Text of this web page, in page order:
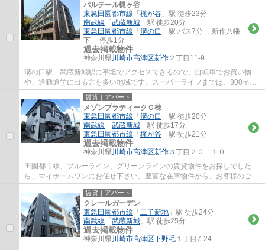
パルテール梶ヶ谷
東急田園都市線 「 梶が谷 」駅 徒歩23分
南武線 「 武蔵新城 」駅 徒歩20分
東急田園都市線 「 溝の口 」駅 バス7分 「新作八幡
下」 停歩1分
過去掲載物件
神奈川県川崎市高津区新作 ２丁目11-9
溝の口駅 武蔵新城駅に平坦でアクセスできるので、自転車でお買い物
や、通勤通学に出る方も多い地域です。スーパーライフまでは、800ｍ、
武蔵新城駅は1500ｍほどです。武蔵新城は、商...
賃貸｜アパート
メゾンプラティークＣ棟
東急田園都市線 「 溝の口 」駅 徒歩20分
南武線 「 武蔵新城 」駅 徒歩17分
東急田園都市線 「 梶が谷 」駅 徒歩21分
過去掲載物件
神奈川県川崎市高津区新作 ３丁目２０－１０
田園都市線、ブルーライン、グリーンラインの賃貸物件をお探しでした
ら、マイホームワンにお任せ下さい。豊富な在庫物件から、お客様のご要
望に合うお部屋をご提案致します。
賃貸｜アパート
クレールガーデン
東急田園都市線 「 二子新地 」駅 徒歩24分
南武線 「 武蔵新城 」駅 徒歩25分
過去掲載物件
神奈川県川崎市高津区下野毛 １丁目7-24